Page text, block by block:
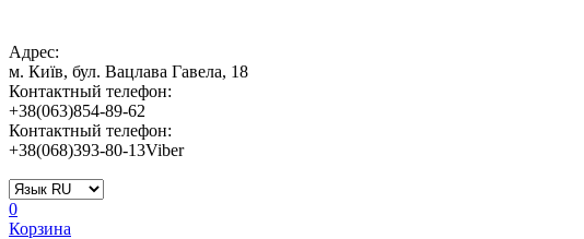
Адрес:
м. Київ, бул. Вацлава Гавела, 18
Контактный телефон:
+38(063)854-89-62
Контактный телефон:
+38(068)393-80-13Viber
0
Корзина